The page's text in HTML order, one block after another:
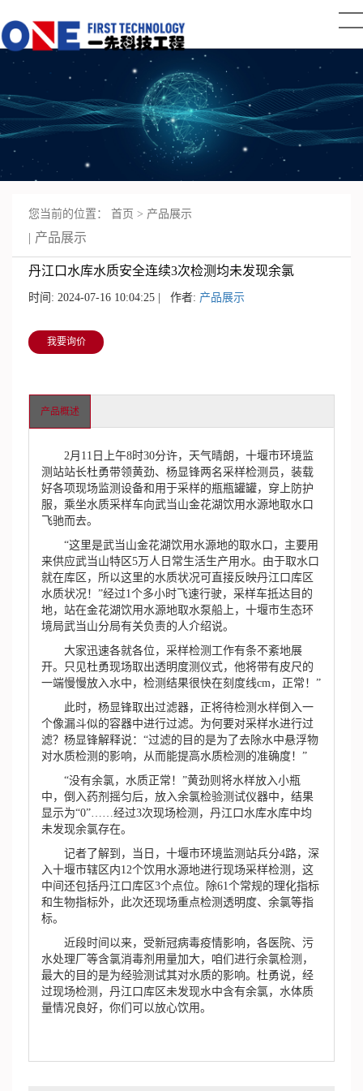
您当前的位置： 首页 > 产品展示
产品展示
丹江口水库水质安全连续3次检测均未发现余氯
时间: 2024-07-16 10:04:25 | 作者: 产品展示
我要询价
产品概述
2月11日上午8时30分许，天气晴朗，十堰市环境监
测站站长杜勇带领黄劲、杨显锋两名采样检测员，装载
好各项现场监测设备和用于采样的瓶瓶罐罐，穿上防护
服，乘坐水质采样车向武当山金花湖饮用水源地取水口
飞驰而去。
“这里是武当山金花湖饮用水源地的取水口，主要用
来供应武当山特区5万人日常生活生产用水。由于取水口
就在库区，所以这里的水质状况可直接反映丹江口库区
水质状况！”经过1个多小时飞速行驶，采样车抵达目的
地，站在金花湖饮用水源地取水泵船上，十堰市生态环
境局武当山分局有关负责的人介绍说。
大家迅速各就各位，采样检测工作有条不紊地展
开。只见杜勇现场取出透明度测仪式，他将带有皮尺的
一端慢慢放入水中，检测结果很快在刻度线cm，正常！”
此时，杨显锋取出过滤器，正将待检测水样倒入一
个像漏斗似的容器中进行过滤。为何要对采样水进行过
滤？杨显锋解释说：“过滤的目的是为了去除水中悬浮物
对水质检测的影响，从而能提高水质检测的准确度！”
“没有余氯，水质正常！”黄劲则将水样放入小瓶
中，倒入药剂摇匀后，放入余氯检验测试仪器中，结果
显示为“0”……经过3次现场检测，丹江口水库水库中均
未发现余氯存在。
记者了解到，当日，十堰市环境监测站兵分4路，深
入十堰市辖区内12个饮用水源地进行现场采样检测，这
中间还包括丹江口库区3个点位。除61个常规的理化指标
和生物指标外，此次还现场重点检测透明度、余氯等指
标。
近段时间以来，受新冠病毒疫情影响，各医院、污
水处理厂等含氯消毒剂用量加大，咱们进行余氯检测，
最大的目的是为经验测试其对水质的影响。杜勇说，经
过现场检测，丹江口库区未发现水中含有余氯，水体质
量情况良好，你们可以放心饮用。